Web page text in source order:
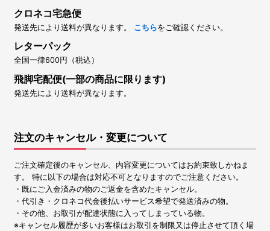
クロネコ宅急便
発送先により送料が異なります。 こちらをご確認ください。
レターパック
全国一律600円（税込）
飛脚宅配便(一部の商品に限ります)
発送先により送料が異なります。
注文のキャンセル・変更について
ご注文確定後のキャンセル、内容変更についてはお約束致しかねま
す。 特に以下の場合は対応不可となりますのでご注意ください。
・既にご入金済みの物のご返金を含めたキャンセル。
・代引き・クロネコ代金後払いサービス希望で発送済みの物。
・その他、お取引が配達状態に入ってしまっている物。
※キャンセル履歴が多いお客様はお取引を制限又は停止させて頂く場